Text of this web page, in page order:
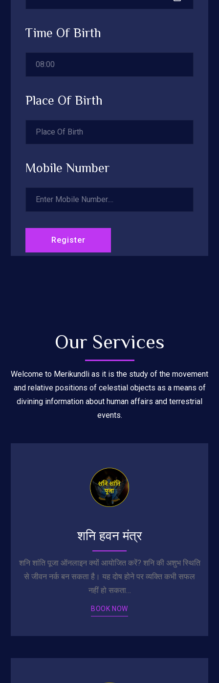
Time Of Birth
Place Of Birth
Mobile Number
Our Services
Welcome to Merikundli as it is the study of the movement
and relative positions of celestial objects as a means of
divining information about human affairs and terrestrial
events.
शनि हवन मंत्र
शनि शांति पूजा ऑनलाइन क्यों आयोजित करें? शनि की अशुभ स्थिति
से जीवन नर्क बन सकता है। यह दोष होने पर व्यक्ति कभी सफल
नहीं हो सकता…
BOOK NOW